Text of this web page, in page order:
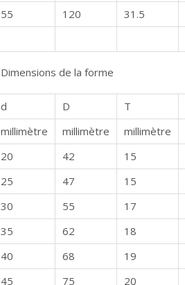
55 120 31.5
Dimensions de la forme
d
D T
millimètre
millimètre millimètre
20 42 15
25 47 15
30 55 17
35 62 18
40 68 19
45 75 20